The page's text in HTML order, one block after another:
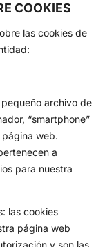
COOKIES
las cookies de
archivo de
“smartphone”
web.
a
para nuestra
las cookies
página web